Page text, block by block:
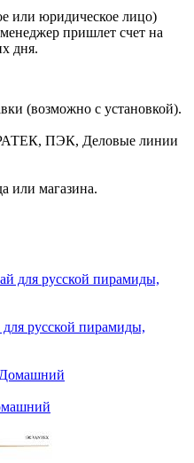
или юридическое лицо)
пришлет счет на
дня.
(возможно с установкой).
ПЭК, Деловые линии
или магазина.
русской пирамиды,